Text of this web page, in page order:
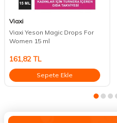
Viaxi
Viaxi Yeson Magic Drops For
Women 15 ml
161,82 TL
Sepete Ekle